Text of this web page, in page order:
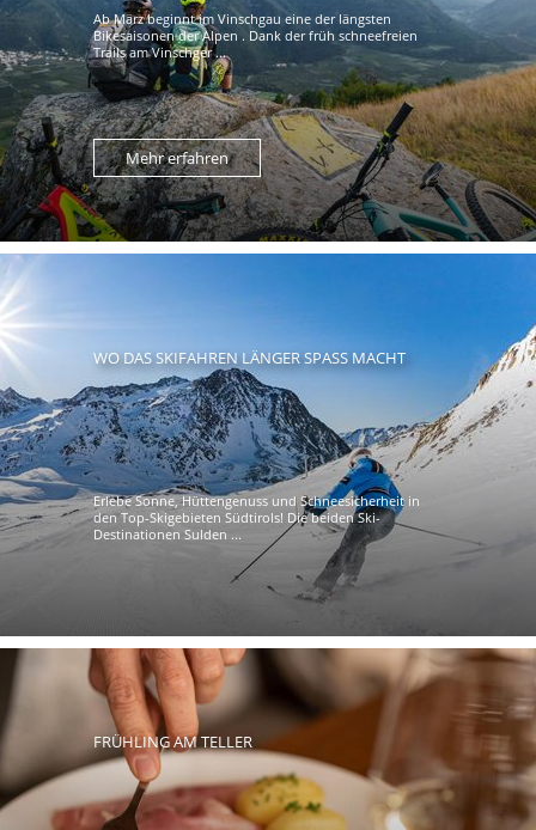
Ab März beginnt im Vinschgau eine der längsten
Bikesaisonen der Alpen . Dank der früh schneefreien
Trails am Vinschger ...
Mehr erfahren
WO DAS SKIFAHREN LÄNGER SPASS MACHT
Erlebe Sonne, Hüttengenuss und Schneesicherheit in
den Top-Skigebieten Südtirols! Die beiden Ski-
Destinationen Sulden ...
FRÜHLING AM TELLER